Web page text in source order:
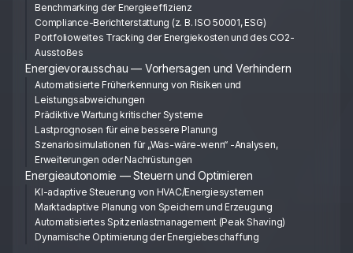
Benchmarking der Energieeffizienz
Compliance-Berichterstattung (z. B. ISO 50001, ESG)
Portfolioweites Tracking der Energiekosten und des CO2-
Ausstoßes
Energievorausschau — Vorhersagen und Verhindern
Automatisierte Früherkennung von Risiken und
Leistungsabweichungen
Prädiktive Wartung kritischer Systeme
Lastprognosen für eine bessere Planung
Szenariosimulationen für „Was-wäre-wenn“ -Analysen,
Erweiterungen oder Nachrüstungen
Energieautonomie — Steuern und Optimieren
KI-adaptive Steuerung von HVAC/Energiesystemen
Marktadaptive Planung von Speichern und Erzeugung
Automatisiertes Spitzenlastmanagement (Peak Shaving)
Dynamische Optimierung der Energiebeschaffung